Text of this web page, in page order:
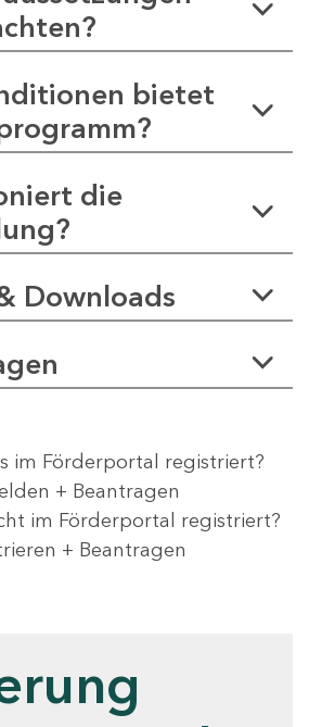
bietet
die
Downloads
im Förderportal registriert?
+ Beantragen
im Förderportal registriert?
+ Beantragen